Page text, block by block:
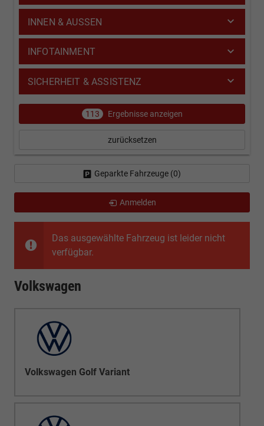
Das ausgewählte Fahrzeug ist leider nicht
verfügbar.
Volkswagen
Volkswagen Golf Variant
INNEN & AUSSEN
INFOTAINMENT
SICHERHEIT & ASSISTENZ
113 Ergebnisse anzeigen
zurücksetzen
Geparkte Fahrzeuge (0)
Anmelden